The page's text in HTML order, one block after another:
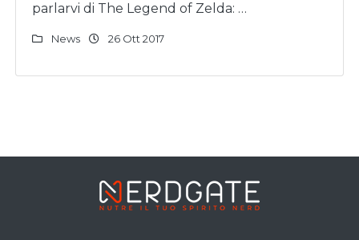
parlarvi di The Legend of Zelda: …
News 26 Ott 2017